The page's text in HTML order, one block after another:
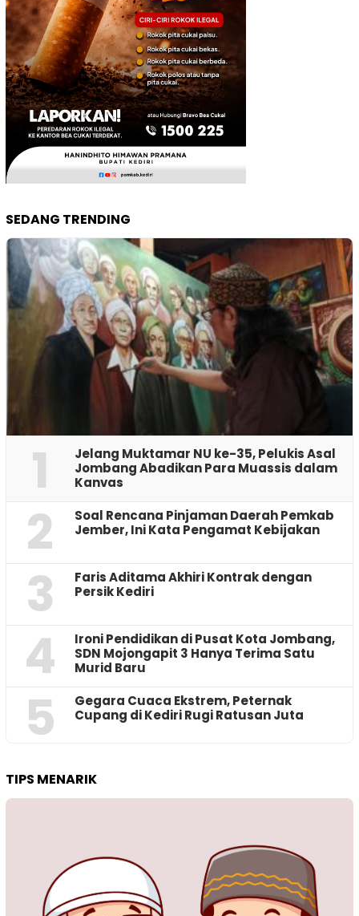
SEDANG TRENDING
1
Jelang Muktamar NU ke-35, Pelukis Asal
Jombang Abadikan Para Muassis dalam
Kanvas
2
‎Soal Rencana Pinjaman Daerah Pemkab
Jember, Ini Kata Pengamat Kebijakan ‎
3
Faris Aditama Akhiri Kontrak dengan
Persik Kediri
4
Ironi Pendidikan di Pusat Kota Jombang,
SDN Mojongapit 3 Hanya Terima Satu
Murid Baru
5
‎Gegara Cuaca Ekstrem, Peternak
Cupang di Kediri Rugi Ratusan Juta
TIPS MENARIK